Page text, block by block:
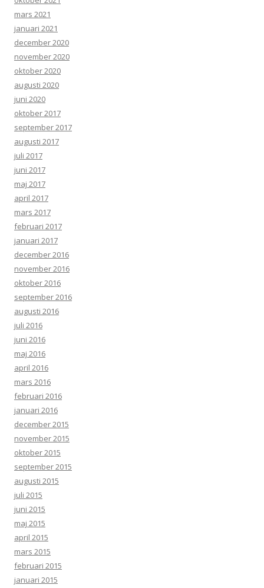
mars 2021
januari 2021
december 2020
november 2020
oktober 2020
augusti 2020
juni 2020
oktober 2017
september 2017
augusti 2017
juli 2017
juni 2017
maj 2017
april 2017
mars 2017
februari 2017
januari 2017
december 2016
november 2016
oktober 2016
september 2016
augusti 2016
juli 2016
juni 2016
maj 2016
april 2016
mars 2016
februari 2016
januari 2016
december 2015
november 2015
oktober 2015
september 2015
augusti 2015
juli 2015
juni 2015
maj 2015
april 2015
mars 2015
februari 2015
januari 2015